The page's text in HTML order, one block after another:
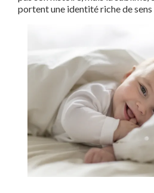
portent une identité riche de